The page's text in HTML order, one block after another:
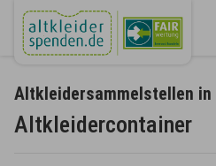
Altkleidersammelstellen in
Altkleidercontainer